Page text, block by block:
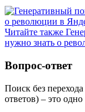
Читайте также
нужно знать о
Вопрос-ответ
Поиск без
ответов) – это